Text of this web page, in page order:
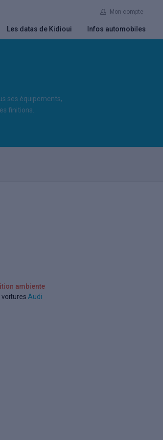
Mon compte
Les datas de Kidioui Infos automobiles
ses équipements,
finitions.
ambiente
voitures Audi